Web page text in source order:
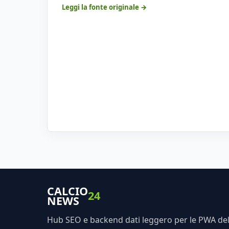
Leggi la fonte originale →
CALCIO
NEWS 24
Hub SEO e backend dati leggero per le PWA